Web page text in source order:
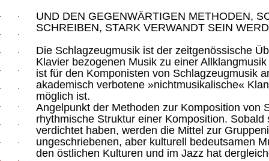
UND DEN GEGENWÄRTIGEN METHODEN,
SCHREIBEN, STARK VERWANDT SEIN
Die Schlagzeugmusik ist der zeitgenössische
Klavier bezogenen Musik zu einer
ist für den Komponisten von Schlagzeugmusik
akademisch verbotene »nichtmusikalische«
möglich ist.
Angelpunkt der Methoden zur Komposition von
rhythmische Struktur einer Komposition. Sobald
verdichtet haben, werden die Mittel zur
ungeschriebenen, aber kulturell bedeutsamen
den östlichen Kulturen und im Jazz hat